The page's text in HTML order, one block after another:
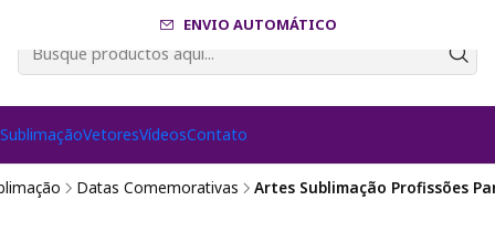
SublimaçãoVetoresVídeosContato
ENVIO AUTOMÁTICO
Datas Comemorativas Artes Sublimação Profissões